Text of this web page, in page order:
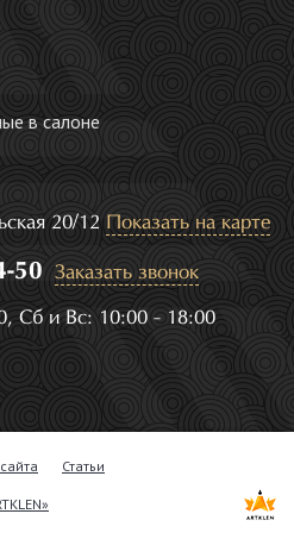
в салоне
20/12 Показать на карте
50 Заказать звонок
Сб и Вс: 10:00 - 18:00
Статьи